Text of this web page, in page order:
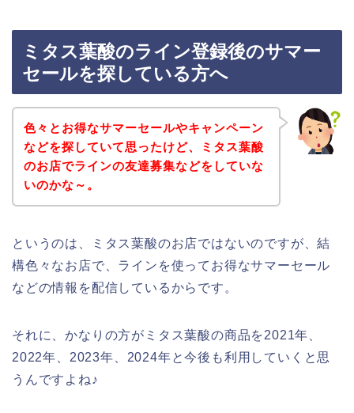
ミタス葉酸のライン登録後のサマー
セールを探している方へ
色々とお得なサマーセールやキャンペーン
などを探していて思ったけど、ミタス葉酸
のお店でラインの友達募集などをしていな
いのかな～。
というのは、ミタス葉酸のお店ではないのですが、結
構色々なお店で、ラインを使ってお得なサマーセール
などの情報を配信しているからです。
それに、かなりの方がミタス葉酸の商品を2021年、
2022年、2023年、2024年と今後も利用していくと思
うんですよね♪